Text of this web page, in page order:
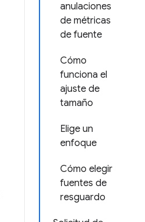
anulaciones
de métricas
de fuente
Cómo
funciona el
ajuste de
tamaño
Elige un
enfoque
Cómo elegir
fuentes de
resguardo